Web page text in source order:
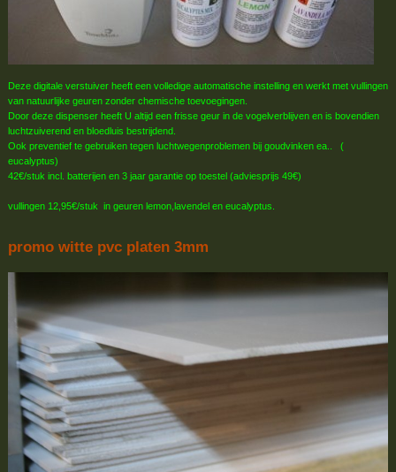
Deze digitale verstuiver heeft een volledige automatische instelling en werkt met vullingen
van natuurlijke geuren zonder chemische toevoegingen.
Door deze dispenser heeft U altijd een frisse geur in de vogelverblijven en is bovendien
luchtzuiverend en bloedluis bestrijdend.
Ook preventief te gebruiken tegen luchtwegenproblemen bij goudvinken ea.. (
eucalyptus)
42€/stuk incl. batterijen en 3 jaar garantie op toestel (adviesprijs 49€)
vullingen 12,95€/stuk in geuren lemon,lavendel en eucalyptus.
promo witte pvc platen 3mm